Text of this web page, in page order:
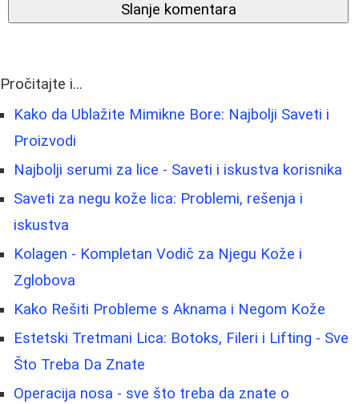
Slanje komentara
Pročitajte i...
Kako da Ublažite Mimikne Bore: Najbolji Saveti i
Proizvodi
Najbolji serumi za lice - Saveti i iskustva korisnika
Saveti za negu kože lica: Problemi, rešenja i
iskustva
Kolagen - Kompletan Vodič za Njegu Kože i
Zglobova
Kako Rešiti Probleme s Aknama i Negom Kože
Estetski Tretmani Lica: Botoks, Fileri i Lifting - Sve
Što Treba Da Znate
Operacija nosa - sve što treba da znate o